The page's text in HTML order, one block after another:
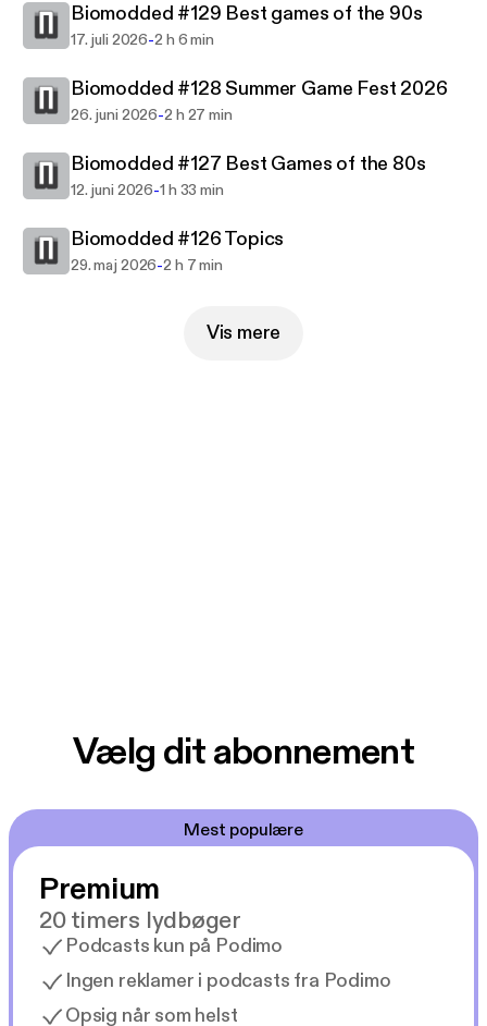
Biomodded #129 Best games of the 90s
17. juli 2026-2 h 6 min
Biomodded #128 Summer Game Fest 2026
26. juni 2026-2 h 27 min
Biomodded #127 Best Games of the 80s
12. juni 2026-1 h 33 min
Biomodded #126 Topics
29. maj 2026-2 h 7 min
Vis mere
Vælg dit abonnement
Mest populære
Premium
20 timers lydbøger
Podcasts kun på Podimo
Ingen reklamer i podcasts fra Podimo
Opsig når som helst